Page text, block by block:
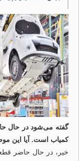
گفته می‌شود در حال
کمیاب است. آیا این
خیر، در حال حاضر